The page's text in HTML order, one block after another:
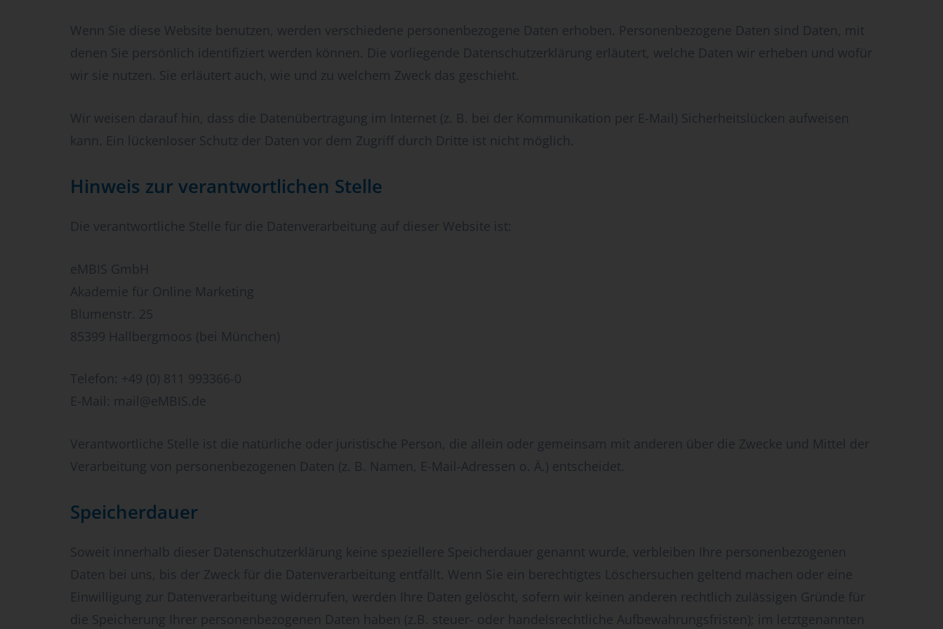
Wenn Sie diese Website benutzen, werden verschiedene personenbezogene Daten erhoben. Personenbezogene Daten sind Daten, mit
denen Sie persönlich identifiziert werden können. Die vorliegende Datenschutzerklärung erläutert, welche Daten wir erheben und wofür
wir sie nutzen. Sie erläutert auch, wie und zu welchem Zweck das geschieht.
Wir weisen darauf hin, dass die Datenübertragung im Internet (z. B. bei der Kommunikation per E-Mail) Sicherheitslücken aufweisen
kann. Ein lückenloser Schutz der Daten vor dem Zugriff durch Dritte ist nicht möglich.
Hinweis zur verantwortlichen Stelle
Die verantwortliche Stelle für die Datenverarbeitung auf dieser Website ist:
eMBIS GmbH
Akademie für Online Marketing
Blumenstr. 25
85399 Hallbergmoos (bei München)
Telefon: +49 (0) 811 993366-0
E-Mail: mail@eMBIS.de
Verantwortliche Stelle ist die natürliche oder juristische Person, die allein oder gemeinsam mit anderen über die Zwecke und Mittel der
Verarbeitung von personenbezogenen Daten (z. B. Namen, E-Mail-Adressen o. Ä.) entscheidet.
Speicherdauer
Soweit innerhalb dieser Datenschutzerklärung keine speziellere Speicherdauer genannt wurde, verbleiben Ihre personenbezogenen
Daten bei uns, bis der Zweck für die Datenverarbeitung entfällt. Wenn Sie ein berechtigtes Löschersuchen geltend machen oder eine
Einwilligung zur Datenverarbeitung widerrufen, werden Ihre Daten gelöscht, sofern wir keinen anderen rechtlich zulässigen Gründe für
die Speicherung Ihrer personenbezogenen Daten haben (z.B. steuer- oder handelsrechtliche Aufbewahrungsfristen); im letztgenannten